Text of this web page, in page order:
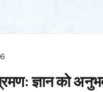
ज्ञान को